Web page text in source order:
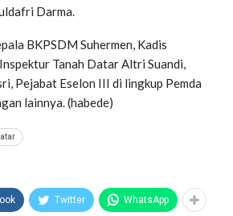
Darma.
BKPSDM Suhermen, Kadis
Tanah Datar Altri Suandi,
Pejabat Eselon III di lingkup Pemda
lainnya. (habede)
Twitter WhatsApp